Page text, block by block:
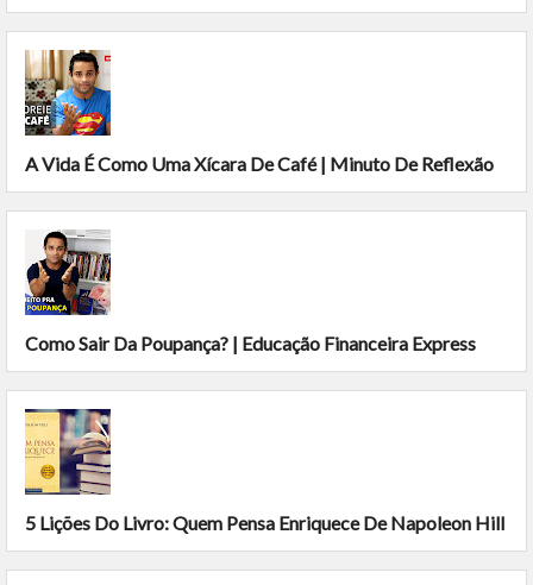
A Vida É Como Uma Xícara De Café | Minuto De Reflexão
Como Sair Da Poupança? | Educação Financeira Express
5 Lições Do Livro: Quem Pensa Enriquece De Napoleon Hill